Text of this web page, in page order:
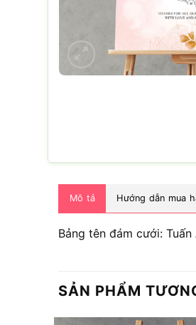
Mô tả Hướng dẫn mua
Bảng tên đám cưới: Tuấn
SẢN PHẨM